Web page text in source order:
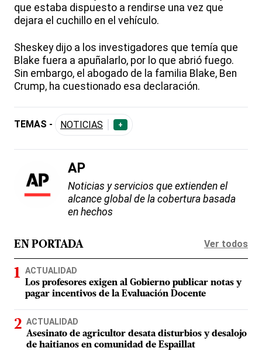
que estaba dispuesto a rendirse una vez que
dejara el cuchillo en el vehículo.
Sheskey dijo a los investigadores que temía que
Blake fuera a apuñalarlo, por lo que abrió fuego.
Sin embargo, el abogado de la familia Blake, Ben
Crump, ha cuestionado esa declaración.
TEMAS - NOTICIAS +
AP
Noticias y servicios que extienden el
alcance global de la cobertura basada
en hechos
EN PORTADA Ver todos
ACTUALIDAD
Los profesores exigen al Gobierno publicar notas y
pagar incentivos de la Evaluación Docente
ACTUALIDAD
Asesinato de agricultor desata disturbios y desalojo
de haitianos en comunidad de Espaillat